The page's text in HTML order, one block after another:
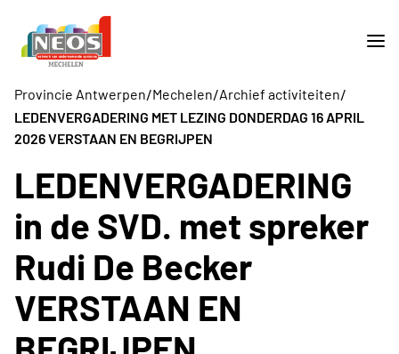
Provincie Antwerpen/Mechelen/Archief activiteiten/
LEDENVERGADERING MET LEZING DONDERDAG 16 APRIL
2026 VERSTAAN EN BEGRIJPEN
LEDENVERGADERING
in de SVD. met spreker
Rudi De Becker
VERSTAAN EN